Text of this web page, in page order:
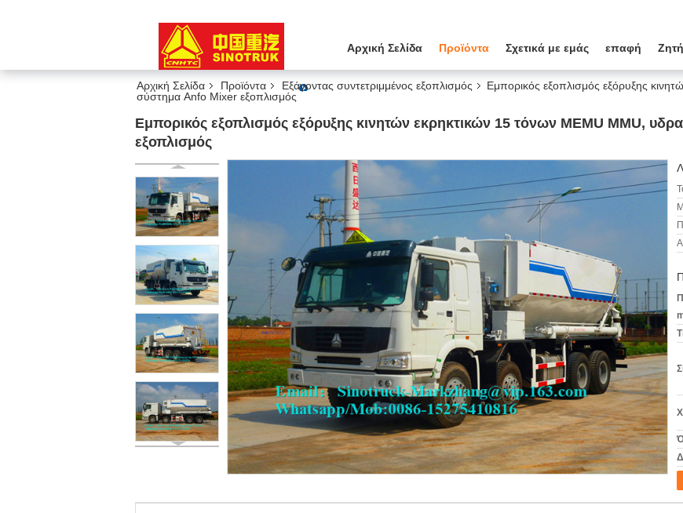
Αρχική Σελίδα Προϊόντα Σχετικά με εμάς επαφή
Αρχική Σελίδα Προϊόντα Εξάγοντας συντετριμμένος εξοπλισμός
Εμπορικός εξοπλισμός εξόρυξης
σύστημα Anfo Mixer εξοπλισμός
Εμπορικός εξοπλισμός εξόρυξης κινητών εκρηκτικών 15 τόνων MEMU MMU,
εξοπλισμός